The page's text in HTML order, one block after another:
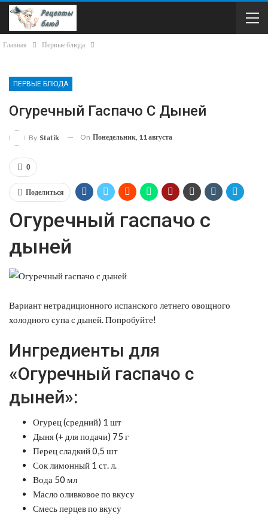
Главная Первые блюда
ПЕРВЫЕ БЛЮДА
Огуречный Гаспачо С Дыней
By Statik On Понедельник, 11 августа
0
Поделиться
Огуречный гаспачо с
дыней
Вариант нетрадиционного испанского летнего овощного
холодного супа с дыней. Попробуйте!
Ингредиенты для
«Огуречный гаспачо с
дыней»:
Огурец (средний) 1 шт
Дыня (+ для подачи) 75 г
Перец сладкий 0,5 шт
Сок лимонный 1 ст. л.
Вода 50 мл
Масло оливковое по вкусу
Смесь перцев по вкусу